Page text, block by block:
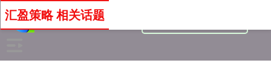
汇盈策略 相关话题